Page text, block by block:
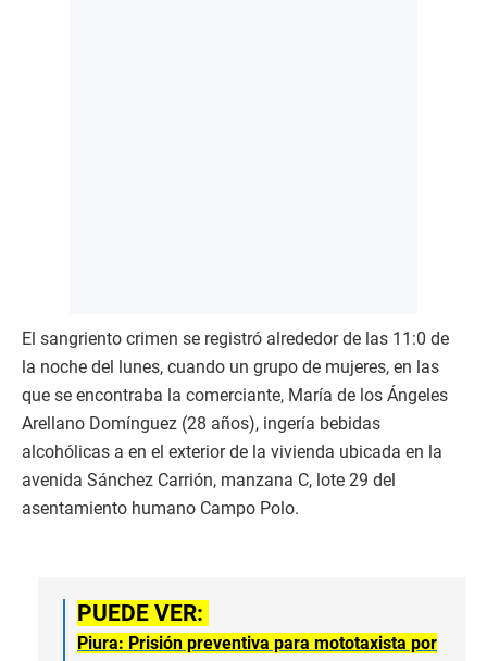
El sangriento crimen se registró alrededor de las 11:0 de
la noche del lunes, cuando un grupo de mujeres, en las
que se encontraba la comerciante, María de los Ángeles
Arellano Domínguez (28 años), ingería bebidas
alcohólicas a en el exterior de la vivienda ubicada en la
avenida Sánchez Carrión, manzana C, lote 29 del
asentamiento humano Campo Polo.
PUEDE VER:
Piura: Prisión preventiva para mototaxista por